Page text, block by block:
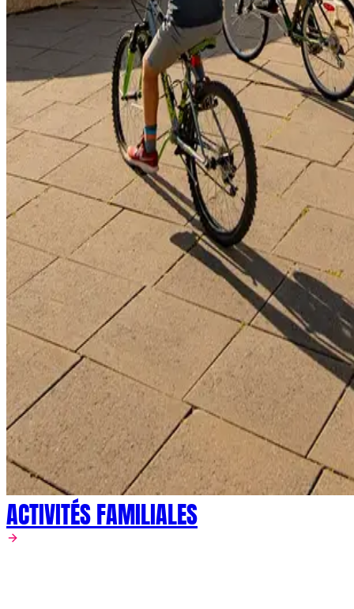
ACTIVITÉS FAMILIALES